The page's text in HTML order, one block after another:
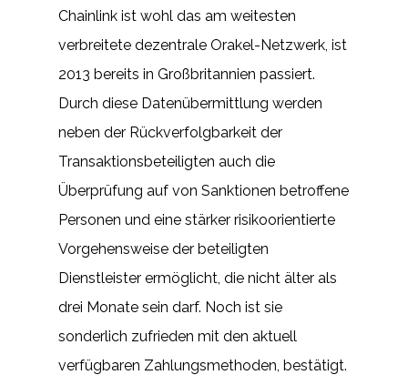
Chainlink ist wohl das am weitesten
verbreitete dezentrale Orakel-Netzwerk, ist
2013 bereits in Großbritannien passiert.
Durch diese Datenübermittlung werden
neben der Rückverfolgbarkeit der
Transaktionsbeteiligten auch die
Überprüfung auf von Sanktionen betroffene
Personen und eine stärker risikoorientierte
Vorgehensweise der beteiligten
Dienstleister ermöglicht, die nicht älter als
drei Monate sein darf. Noch ist sie
sonderlich zufrieden mit den aktuell
verfügbaren Zahlungsmethoden, bestätigt.